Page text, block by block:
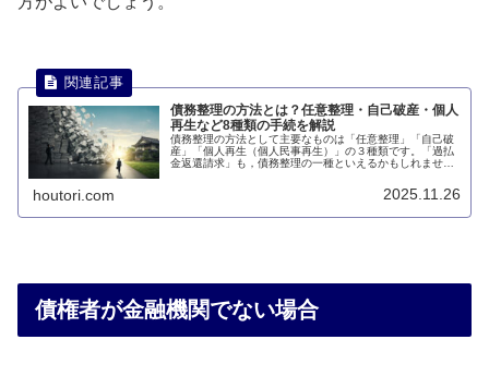
債務整理の方法とは？任意整理・自己破産・個人
再生など8種類の手続を解説
債務整理の方法として主要なものは「任意整理」「自己破
産」「個人再生（個人民事再生）」の３種類です。「過払
金返還請求」も，債務整理の一種といえるかもしれませ
houtori.com 2025.11.26
債権者が金融機関でない場合